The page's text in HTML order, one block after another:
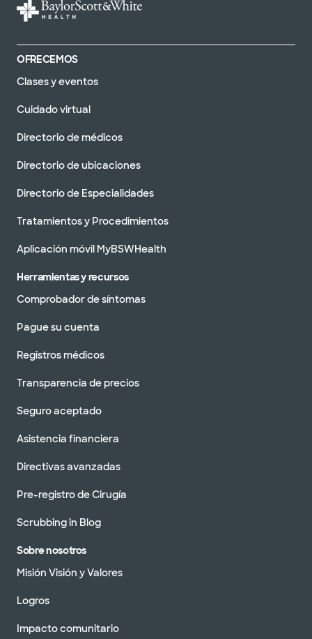
OFRECEMOS
Clases y eventos
Cuidado virtual
Directorio de médicos
Directorio de ubicaciones
Directorio de Especialidades
Tratamientos y Procedimientos
Aplicación móvil MyBSWHealth
Herramientas y recursos
Comprobador de síntomas
Pague su cuenta
Registros médicos
Transparencia de precios
Seguro aceptado
Asistencia financiera
Directivas avanzadas
Pre-registro de Cirugía
Scrubbing in Blog
Sobre nosotros
Misión Visión y Valores
Logros
Impacto comunitario